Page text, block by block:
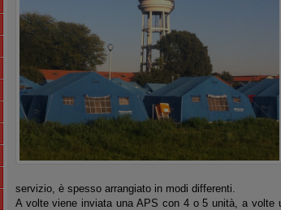
servizio, è spesso arrangiato in modi differenti.
A volte viene inviata una APS con 4 o 5 unità, a volte